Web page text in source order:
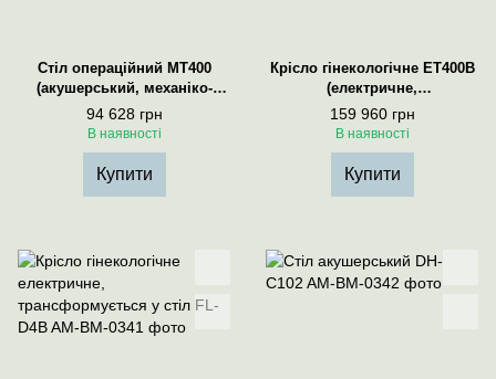
Стіл операційний МТ400
(акушерський, механіко-
гідравлічний)
94 628 грн
В наявності
Купити
Крісло гінекологічне ЕТ400В
(електричне,
трансформується у стіл)
159 960 грн
В наявності
Купити